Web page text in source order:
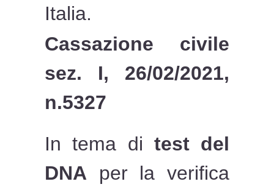
Italia.
Cassazione civile
sez. I, 26/02/2021,
n.5327
In tema di test del
DNA per la verifica